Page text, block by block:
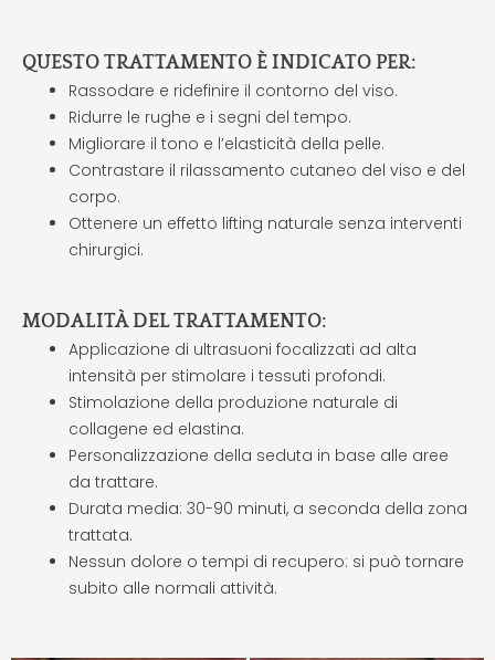
QUESTO TRATTAMENTO È INDICATO PER:
Rassodare e ridefinire il contorno del viso.
Ridurre le rughe e i segni del tempo.
Migliorare il tono e l’elasticità della pelle.
Contrastare il rilassamento cutaneo del viso e del
corpo.
Ottenere un effetto lifting naturale senza interventi
chirurgici.
MODALITÀ DEL TRATTAMENTO:
Applicazione di ultrasuoni focalizzati ad alta
intensità per stimolare i tessuti profondi.
Stimolazione della produzione naturale di
collagene ed elastina.
Personalizzazione della seduta in base alle aree
da trattare.
Durata media: 30-90 minuti, a seconda della zona
trattata.
Nessun dolore o tempi di recupero: si può tornare
subito alle normali attività.